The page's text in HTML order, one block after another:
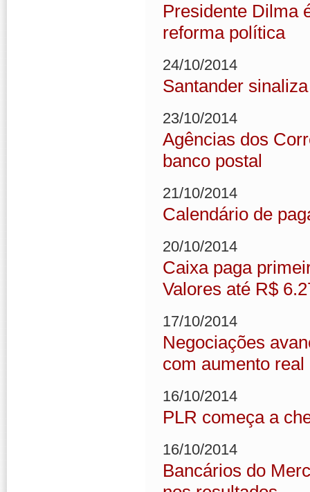
Presidente Dilma
reforma política
24/10/2014
Santander
23/10/2014
Agências dos
banco postal
21/10/2014
Calendário de
20/10/2014
Caixa paga
Valores até R$
17/10/2014
Negociações
com aumento real
16/10/2014
PLR começa a
16/10/2014
Bancários do